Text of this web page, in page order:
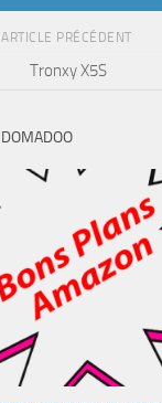
ARTICLE PRÉCÉDENT
Tronxy X5S